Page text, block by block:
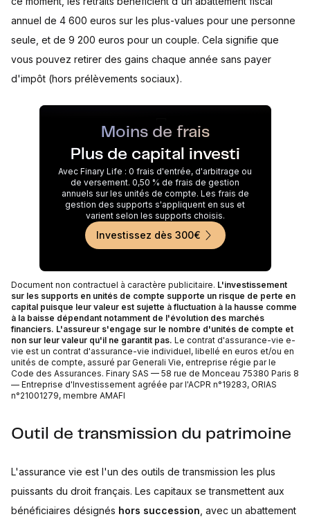
annuel de 4 600 euros sur les plus-values pour une personne
seule, et de 9 200 euros pour un couple. Cela signifie que
vous pouvez retirer des gains chaque année sans payer
d'impôt (hors prélèvements sociaux).
Moins de frais
Plus de capital investi
Avec Finary Life : 0 frais d'entrée, d'arbitrage ou
de versement. 0,50 % de frais de gestion
annuels sur les unités de compte. Les frais de
gestion des supports s'appliquent en sus et
varient selon les supports choisis.
Investissez dès 300€
Document non contractuel à caractère publicitaire. L'investissement
sur les supports en unités de compte supporte un risque de perte en
capital puisque leur valeur est sujette à fluctuation à la hausse comme
à la baisse dépendant notamment de l'évolution des marchés
financiers. L'assureur s'engage sur le nombre d'unités de compte et
non sur leur valeur qu'il ne garantit pas. Le contrat d'assurance-vie e-
vie est un contrat d'assurance-vie individuel, libellé en euros et/ou en
unités de compte, assuré par Generali Vie, entreprise régie par le
Code des Assurances. Finary SAS — 58 rue de Monceau 75380 Paris 8
— Entreprise d'Investissement agréée par l'ACPR n°19283, ORIAS
n°21001279, membre AMAFI
Outil de transmission du patrimoine
L'assurance vie est l'un des outils de transmission les plus
puissants du droit français. Les capitaux se transmettent aux
bénéficiaires désignés hors succession , avec un abattement